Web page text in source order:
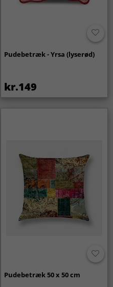
Pudebetræk - Yrsa (lyserød)
kr.149
Pudebetræk 50 x 50 cm